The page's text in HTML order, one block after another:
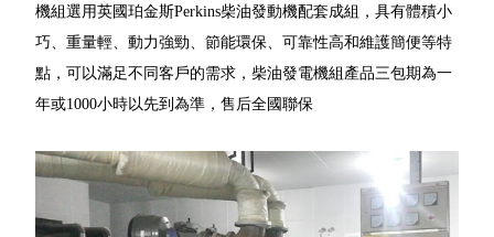
機組選用英國珀金斯Perkins柴油發動機配套成組，具有體積小
巧、重量輕、動力強勁、節能環保、可靠性高和維護簡便等特
點，可以滿足不同客戶的需求，柴油發電機組產品三包期為一
年或1000小時以先到為準，售后全國聯保